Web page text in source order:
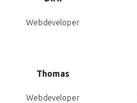
Webdeveloper
Thomas
Webdeveloper